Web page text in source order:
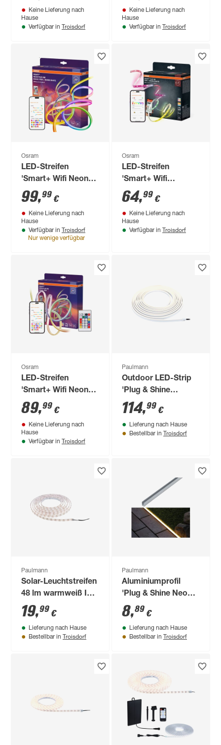
White
Keine Lieferung nach
Hause
Verfügbar in Troisdorf
Keine Lieferung nach
Hause
Verfügbar in Troisdorf
Osram
LED-Streifen
'Smart+ Wifi Neon
Flex' 5 m RGB mit
Fernbedienung
99,99 €
Keine Lieferung nach
Hause
Verfügbar in Troisdorf
Nur wenige verfügbar
Osram
LED-Streifen
'Smart+ Wifi
Outdoor Flex' 3 m IP
44 RGB Tunable
White
64,99 €
Keine Lieferung nach
Hause
Verfügbar in Troisdorf
Osram
LED-Streifen
'Smart+ Wifi Neon
Flex' 5 m RGB mit
Fernbedienung
89,99 €
Keine Lieferung nach
Hause
Verfügbar in Troisdorf
Paulmann
Outdoor LED-Strip
'Plug & Shine
Smooth Warmweiß'
10 m 46 W weiß
114,99 €
Lieferung nach Hause
Bestellbar in Troisdorf
Paulmann
Solar-Leuchtstreifen
48 lm warmweiß IP
44 300 m x 0,2 cm
19,99 €
Lieferung nach Hause
Bestellbar in Troisdorf
Paulmann
Aluminiumprofil
'Plug & Shine Neon'
silbern 1 m
8,89 €
Lieferung nach Hause
Bestellbar in Troisdorf